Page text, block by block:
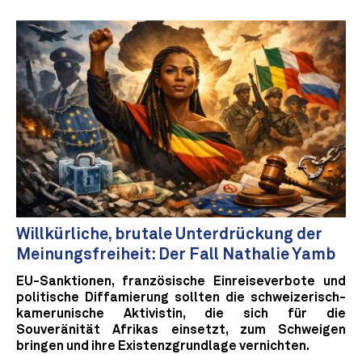
Willkürliche, brutale Unterdrückung der
Meinungsfreiheit: Der Fall Nathalie Yamb
EU-Sanktionen, französische Einreiseverbote und
politische Diffamierung sollten die schweizerisch-
kamerunische Aktivistin, die sich für die
Souveränität Afrikas einsetzt, zum Schweigen
bringen und ihre Existenzgrundlage vernichten.